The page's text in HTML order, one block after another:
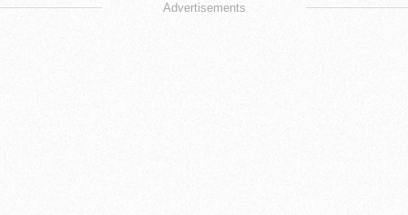
Advertisements